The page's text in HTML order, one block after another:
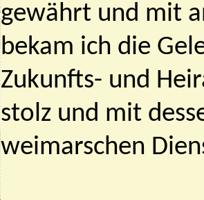
gewährt und mit
bekam ich die
Zukunfts- und
stolz und mit
weimarschen